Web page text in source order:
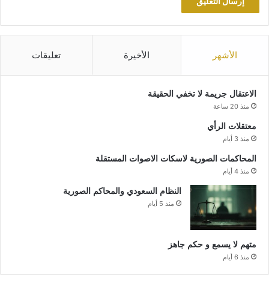
الأشهر الأخيرة تعليقات
الاعتقال جريمة لا تخفي الحقيقة
منذ 20 ساعة
معتقلات الرأي
منذ 3 أيام
المحاكمات الصورية لاسكات الاصوات المستقلة
منذ 4 أيام
النظام السعودي والمحاكم الصورية
منذ 5 أيام
متهم لا يسمع و حكم جاهز
منذ 6 أيام